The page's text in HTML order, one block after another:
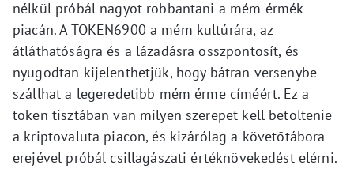
nélkül próbál nagyot robbantani a mém érmék
piacán. A TOKEN6900 a mém kultúrára, az
átláthatóságra és a lázadásra összpontosít, és
nyugodtan kijelenthetjük, hogy bátran versenybe
szállhat a legeredetibb mém érme címéért. Ez a
token tisztában van milyen szerepet kell betöltenie
a kriptovaluta piacon, és kizárólag a követőtábora
erejével próbál csillagászati értéknövekedést elérni.